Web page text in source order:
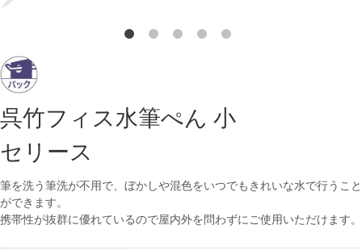
呉竹フィス水筆ぺん 小
セリース
筆を洗う筆洗が不用で、ぼかしや混色をいつでもきれいな水で行うこと
ができます。
携帯性が抜群に優れているので屋内外を問わずにご使用いただけます。